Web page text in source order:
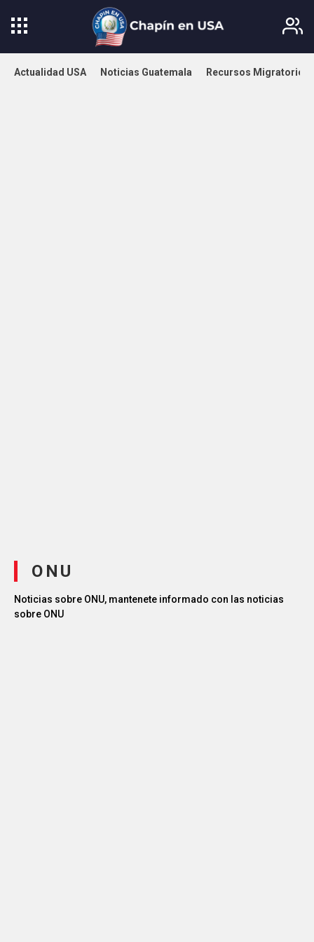
Actualidad USA Noticias Guatemala Recursos Migratorios
ONU
Noticias sobre ONU, mantenete informado con las noticias
sobre ONU